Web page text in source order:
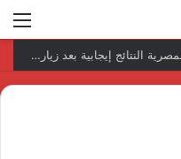
رئيس المكتب التنفيذي للمجلس العربي للاختصاصات الصحية يبحث مع الأمين العام لجامعة الدول العربية تعزيز التعاون لتطوير النظم الصحية العربية